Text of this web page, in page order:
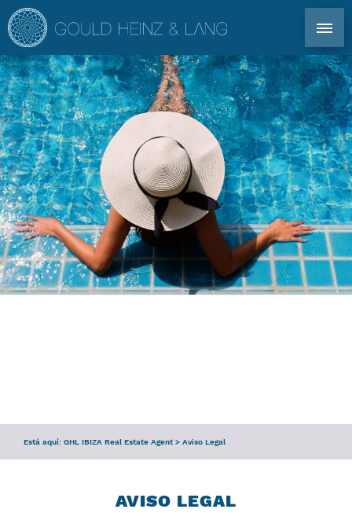
CONTACTO DIRECTO: TEL. +34 971 339 305
EN DE ES FR
INMOBILIARIA IBIZA
COPROPRIEDAD
PARA PROPIETARIOS
PERFIL
EQUIPO
Está aquí: GHL IBIZA Real Estate Agent > Aviso Legal
AVISO LEGAL